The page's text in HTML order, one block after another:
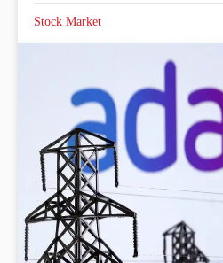
Stock Market